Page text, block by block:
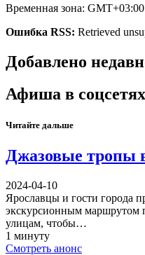
Временная зона: GMT+03:00
Ошибка RSS: Retrieved
Добавлено
Афиша в
Читайте дальше
Джазовые тропы
2024-04-10
Ярославцы и гости города
экскурсионным маршрутом
улицам, чтобы…
1 минуту
Смотреть анонс